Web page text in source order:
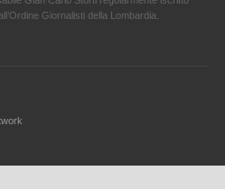
Giornalisti della Lombardia.